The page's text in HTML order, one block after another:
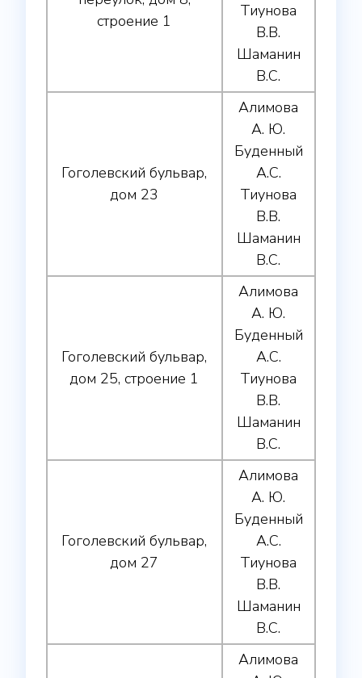
строение 1
Тиунова
В.В.
Шаманин
В.С.
Гоголевский бульвар,
дом 23
Алимова
А. Ю.
Буденный
А.С.
Тиунова
В.В.
Шаманин
В.С.
Гоголевский бульвар,
дом 25, строение 1
Алимова
А. Ю.
Буденный
А.С.
Тиунова
В.В.
Шаманин
В.С.
Гоголевский бульвар,
дом 27
Алимова
А. Ю.
Буденный
А.С.
Тиунова
В.В.
Шаманин
В.С.
Алимова